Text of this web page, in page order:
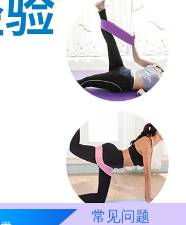
常见问题